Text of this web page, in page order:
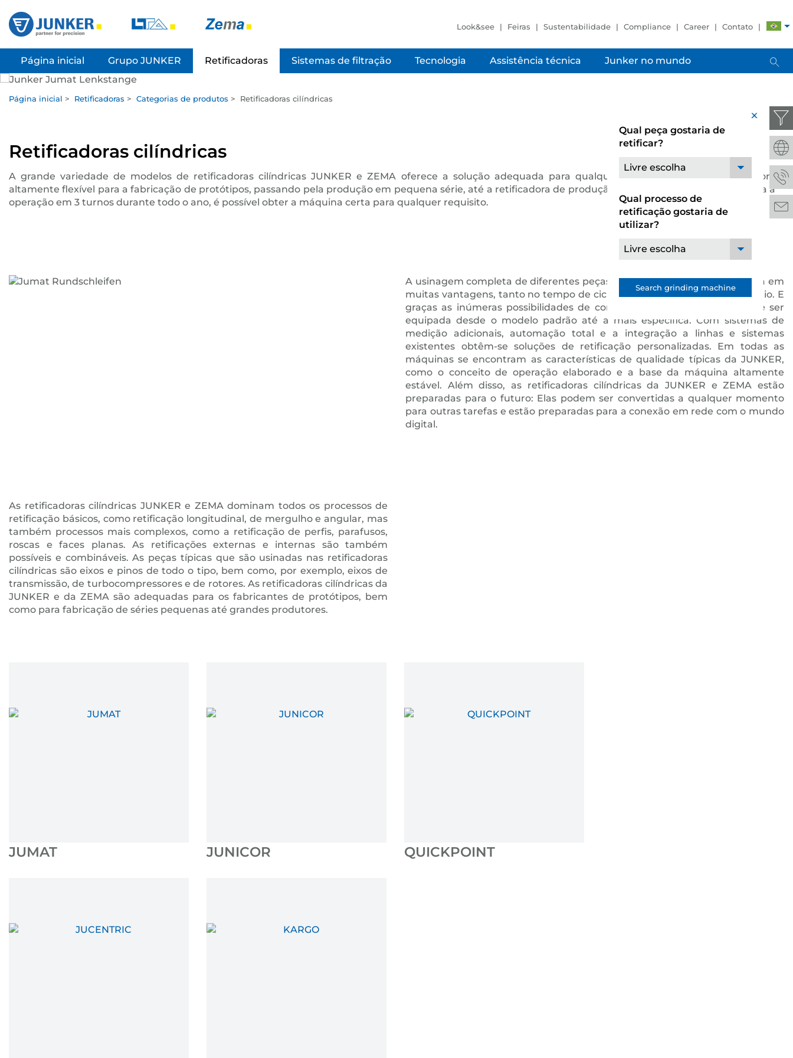
Look&see Feiras Sustentabilidade Compliance Career Contato
Página inicial Grupo JUNKER Retificadoras Sistemas de filtração Tecnologia Assistência técnica Junker no mundo
x
Qual peça gostaria de
retificar?
Livre escolha
Qual processo de
retificação gostaria de
utilizar?
Livre escolha
Search grinding machine
Página inicial > Retificadoras > Categorias de produtos > Retificadoras cilíndricas
Retificadoras cilíndricas
A grande variedade de modelos de retificadoras cilíndricas JUNKER e ZEMA oferece a solução adequada para qualquer requisito. Desde a retificadora
altamente flexível para a fabricação de protótipos, passando pela produção em pequena série, até a retificadora de produção totalmente automatizada para a
operação em 3 turnos durante todo o ano, é possível obter a máquina certa para qualquer requisito.
A usinagem completa de diferentes peças em apenas uma fixação resulta em
muitas vantagens, tanto no tempo de ciclo quanto no esforço de manuseio. E
graças as inúmeras possibilidades de configuração, cada máquina pode ser
equipada desde o modelo padrão até a mais específica. Com sistemas de
medição adicionais, automação total e a integração a linhas e sistemas
existentes obtêm-se soluções de retificação personalizadas. Em todas as
máquinas se encontram as características de qualidade típicas da JUNKER,
como o conceito de operação elaborado e a base da máquina altamente
estável. Além disso, as retificadoras cilíndricas da JUNKER e ZEMA estão
preparadas para o futuro: Elas podem ser convertidas a qualquer momento
para outras tarefas e estão preparadas para a conexão em rede com o mundo
digital.
As retificadoras cilíndricas JUNKER e ZEMA dominam todos os processos de
retificação básicos, como retificação longitudinal, de mergulho e angular, mas
também processos mais complexos, como a retificação de perfis, parafusos,
roscas e faces planas. As retificações externas e internas são também
possíveis e combináveis. As peças típicas que são usinadas nas retificadoras
cilíndricas são eixos e pinos de todo o tipo, bem como, por exemplo, eixos de
transmissão, de turbocompressores e de rotores. As retificadoras cilíndricas da
JUNKER e da ZEMA são adequadas para os fabricantes de protótipos, bem
como para fabricação de séries pequenas até grandes produtores.
JUMAT JUNICOR QUICKPOINT